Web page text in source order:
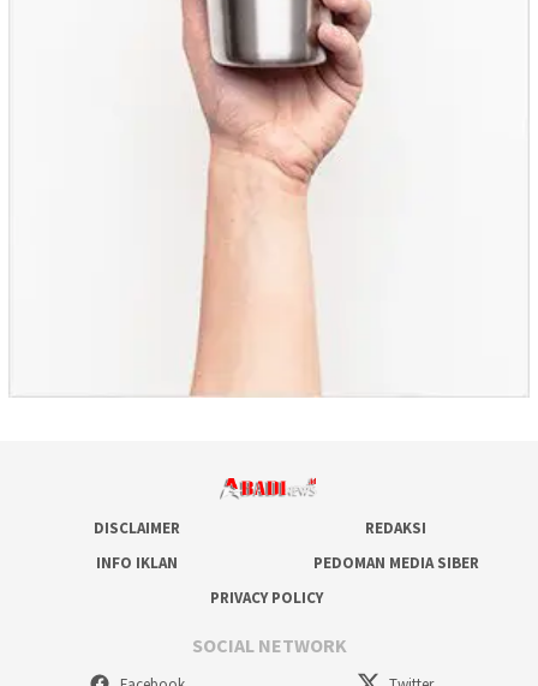
DISCLAIMER
REDAKSI
INFO IKLAN
PEDOMAN MEDIA SIBER
PRIVACY POLICY
SOCIAL NETWORK